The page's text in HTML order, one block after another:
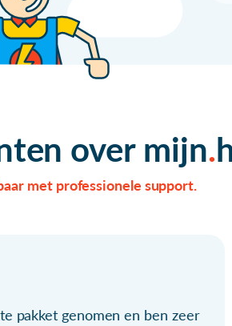
over mijn
met professionele support.
pakket genomen en ben zeer